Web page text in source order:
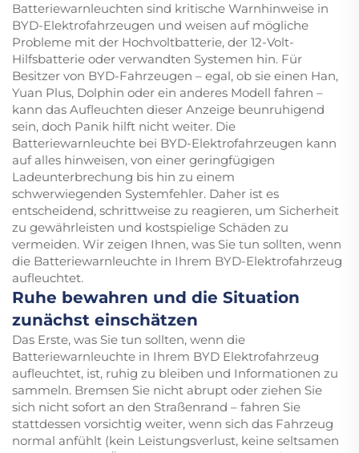
Batteriewarnleuchten sind kritische Warnhinweise in
BYD-Elektrofahrzeugen und weisen auf mögliche
Probleme mit der Hochvoltbatterie, der 12-Volt-
Hilfsbatterie oder verwandten Systemen hin. Für
Besitzer von BYD-Fahrzeugen – egal, ob sie einen Han,
Yuan Plus, Dolphin oder ein anderes Modell fahren –
kann das Aufleuchten dieser Anzeige beunruhigend
sein, doch Panik hilft nicht weiter. Die
Batteriewarnleuchte bei BYD-Elektrofahrzeugen kann
auf alles hinweisen, von einer geringfügigen
Ladeunterbrechung bis hin zu einem
schwerwiegenden Systemfehler. Daher ist es
entscheidend, schrittweise zu reagieren, um Sicherheit
zu gewährleisten und kostspielige Schäden zu
vermeiden. Wir zeigen Ihnen, was Sie tun sollten, wenn
die Batteriewarnleuchte in Ihrem BYD-Elektrofahrzeug
aufleuchtet.
Ruhe bewahren und die Situation
zunächst einschätzen
Das Erste, was Sie tun sollten, wenn die
Batteriewarnleuchte in Ihrem BYD Elektrofahrzeug
aufleuchtet, ist, ruhig zu bleiben und Informationen zu
sammeln. Bremsen Sie nicht abrupt oder ziehen Sie
sich nicht sofort an den Straßenrand – fahren Sie
stattdessen vorsichtig weiter, wenn sich das Fahrzeug
normal anfühlt (kein Leistungsverlust, keine seltsamen